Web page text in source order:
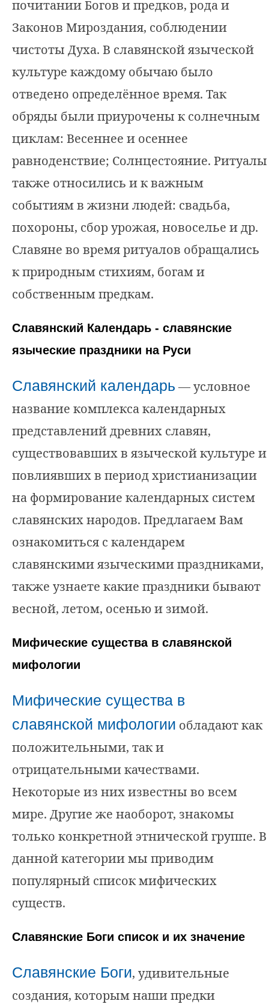
почитании Богов и предков, рода и
Законов Мироздания, соблюдении
чистоты Духа. В славянской языческой
культуре каждому обычаю было
отведено определённое время. Так
обряды были приурочены к солнечным
циклам: Весеннее и осеннее
равноденствие; Солнцестояние. Ритуалы
также относились и к важным
событиям в жизни людей: свадьба,
похороны, сбор урожая, новоселье и др.
Славяне во время ритуалов обращались
к природным стихиям, богам и
собственным предкам.
Славянский Календарь - славянские
языческие праздники на Руси
Славянский календарь — условное
название комплекса календарных
представлений древних славян,
существовавших в языческой культуре и
повлиявших в период христианизации
на формирование календарных систем
славянских народов. Предлагаем Вам
ознакомиться с календарем
славянскими языческими праздниками,
также узнаете какие праздники бывают
весной, летом, осенью и зимой.
Мифические существа в славянской
мифологии
Мифические существа в
славянской мифологии обладают как
положительными, так и
отрицательными качествами.
Некоторые из них известны во всем
мире. Другие же наоборот, знакомы
только конкретной этнической группе. В
данной категории мы приводим
популярный список мифических
существ.
Славянские Боги список и их значение
Славянские Боги, удивительные
создания, которым наши предки